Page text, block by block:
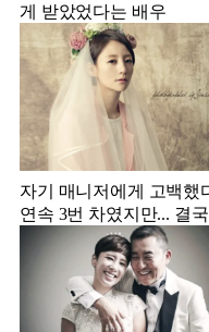
게 받았었다는 배우
자기 매니저에게 고백했
연속 3번 차였지만... 결
혼에 성공한 배우